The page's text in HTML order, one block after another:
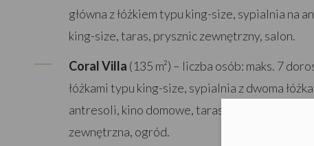
główna z łóżkiem typu king-size, sypialnia na
king-size, taras, prysznic zewnętrzny, salon.
Coral Villa (135 m²) – liczba osób: maks. 7
łóżkami typu king-size, sypialnia z dwoma
antresoli, kino domowe, taras, prywatny
zewnętrzna, ogród.